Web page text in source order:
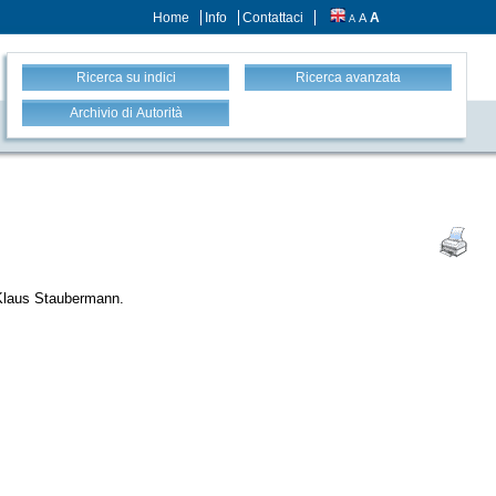
Home Info Contattaci A A A
Ricerca su indici Ricerca avanzata
Archivio di Autorità